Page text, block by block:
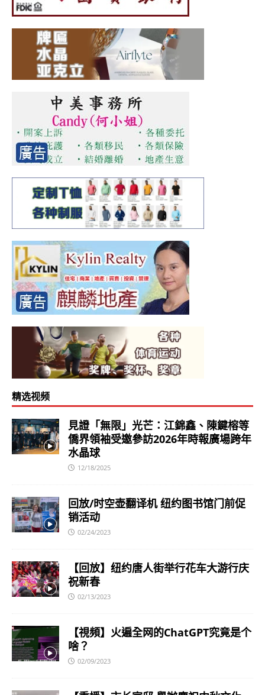
精选视频
見證「無限」光芒：江錦鑫、陳鍵榕等
僑界領袖受邀參訪2026年時報廣場跨年
水晶球
12/18/2025
回放/时空壶翻译机 纽约图书馆门前促
销活动
02/24/2023
【回放】纽约唐人街举行花车大游行庆
祝新春
02/13/2023
【視頻】火遍全网的ChatGPT究竟是个
啥？
02/09/2023